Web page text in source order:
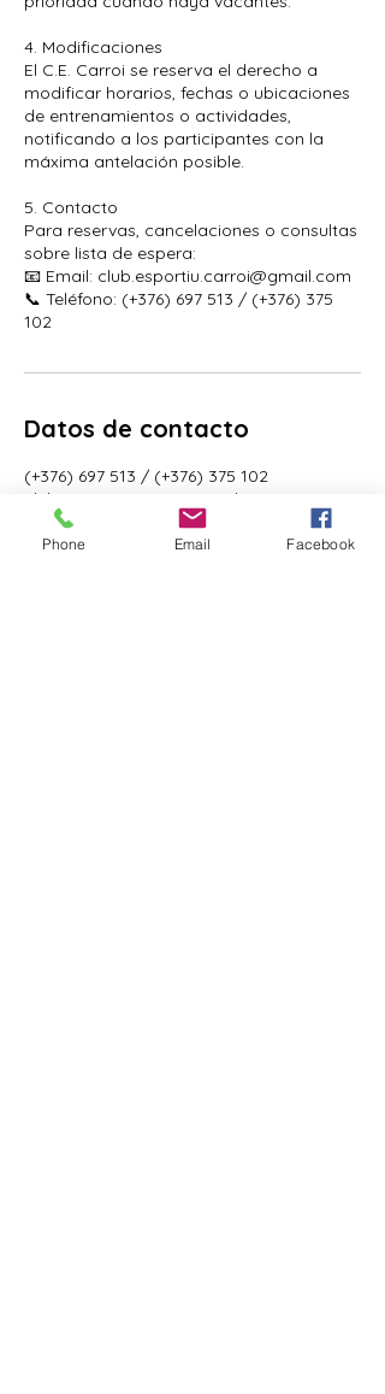
4. Modificaciones
El C.E. Carroi se reserva el derecho a
modificar horarios, fechas o ubicaciones
de entrenamientos o actividades,
notificando a los participantes con la
máxima antelación posible.
5. Contacto
Para reservas, cancelaciones o consultas
sobre lista de espera:
📧 Email: club.esportiu.carroi@gmail.com
📞 Teléfono: (+376) 697 513 / (+376) 375
102
Datos de contacto
(+376) 697 513 / (+376) 375 102
club.esportiu.carroi@gmail.com
AD500 Andorra la Vella, Andorra
Phone Email Facebook